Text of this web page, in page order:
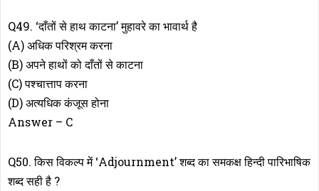
Q49. ‘दाँतों से हाथ काटना’ मुहावरे का भावार्थ है
(A) अधिक परिश्रम करना
(B) अपने हाथों को दाँतों से काटना
(C) पश्चात्ताप करना
(D) अत्यधिक कंजूस होना
Answer – C
Q50. किस विकल्प में ‘Adjournment’ शब्द का समकक्ष हिन्दी पारिभाषिक
शब्द सही है ?